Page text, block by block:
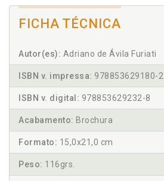
FICHA TÉCNICA
Autor(es): Adriano de Ávila Furiati
ISBN v. impressa: 978853629180-2
ISBN v. digital: 978853629232-8
Acabamento: Brochura
Formato: 15,0x21,0 cm
Peso: 116grs.